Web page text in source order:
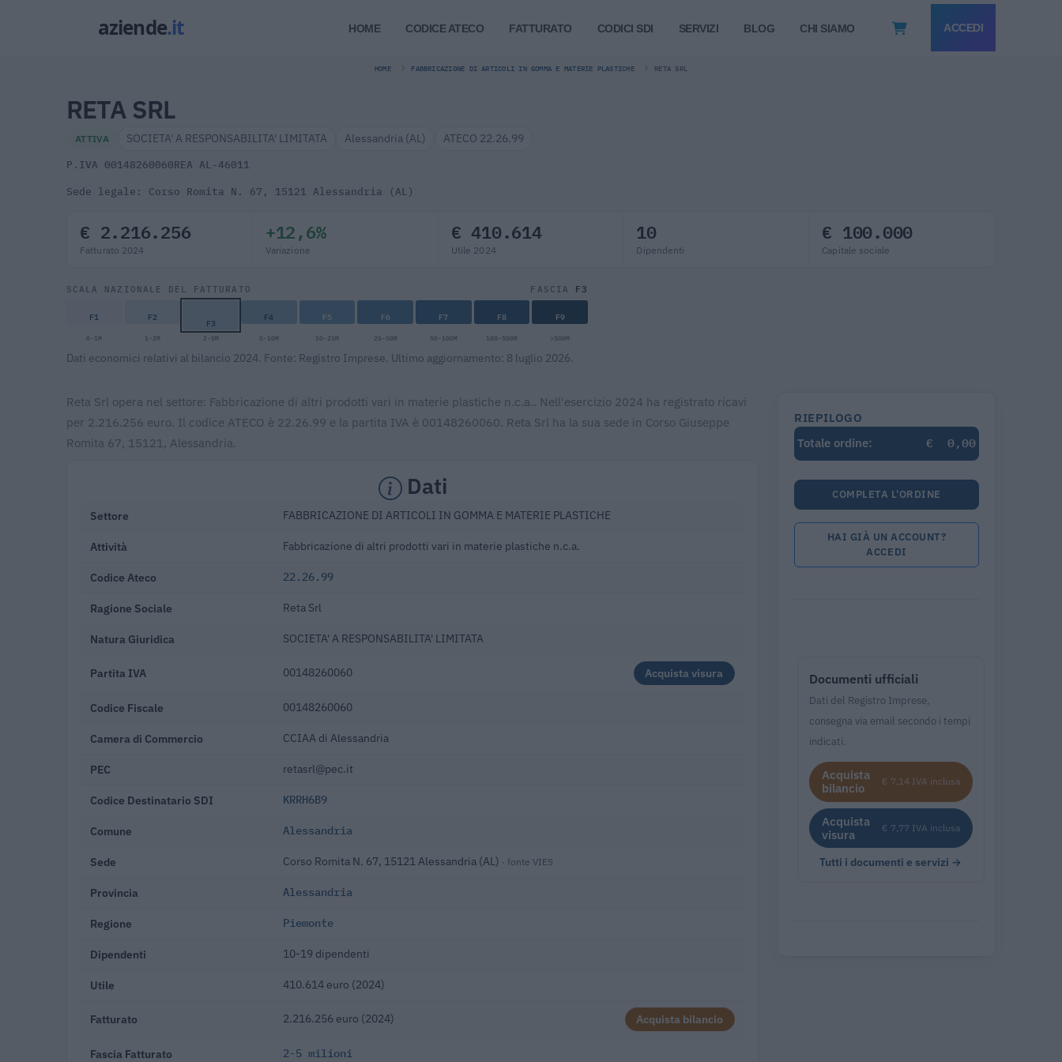
HOME CODICE ATECO FATTURATO CODICI SDI SERVIZI BLOG CHI SIAMO ACCEDI
HOME FABBRICAZIONE DI ARTICOLI IN GOMMA E MATERIE PLASTICHE RETA SRL
RETA SRL
ATTIVA SOCIETA' A RESPONSABILITA' LIMITATA Alessandria (AL) ATECO 22.26.99
P.IVA 00148260060REA AL-46011
Sede legale: Corso Romita N. 67, 15121 Alessandria (AL)
€ 2.216.256
Fatturato 2024
+12,6%
Variazione
€ 410.614
Utile 2024
10
Dipendenti
€ 100.000
Capitale sociale
SCALA NAZIONALE DEL FATTURATO FASCIA F3
F1 F2 F3 F4 F5 F6 F7 F8 F9
0-1M 1-2M 2-5M 5-10M 10-25M 25-50M 50-100M 100-500M >500M
Dati economici relativi al bilancio 2024. Fonte: Registro Imprese. Ultimo aggiornamento: 8 luglio 2026.
Reta Srl opera nel settore: Fabbricazione di altri prodotti vari in materie plastiche n.c.a.. Nell'esercizio 2024 ha registrato ricavi
per 2.216.256 euro. Il codice ATECO è 22.26.99 e la partita IVA è 00148260060. Reta Srl ha la sua sede in Corso Giuseppe
Romita 67, 15121, Alessandria.
Dati
Settore FABBRICAZIONE DI ARTICOLI IN GOMMA E MATERIE PLASTICHE
Attività Fabbricazione di altri prodotti vari in materie plastiche n.c.a.
Codice Ateco 22.26.99
Ragione Sociale Reta Srl
Natura Giuridica SOCIETA' A RESPONSABILITA' LIMITATA
Partita IVA 00148260060 Acquista visura
Codice Fiscale 00148260060
Camera di Commercio CCIAA di Alessandria
PEC retasrl@pec.it
Codice Destinatario SDI KRRH6B9
Comune Alessandria
Sede Corso Romita N. 67, 15121 Alessandria (AL) · fonte VIES
Provincia Alessandria
Regione Piemonte
Dipendenti 10-19 dipendenti
Utile 410.614 euro (2024)
Fatturato 2.216.256 euro (2024) Acquista bilancio
Fascia Fatturato 2-5 milioni
RIEPILOGO
Totale ordine:
€ 0,00
COMPLETA L'ORDINE
HAI GIÀ UN ACCOUNT?
ACCEDI
Documenti ufficiali
Dati del Registro Imprese,
consegna via email secondo i tempi
indicati.
Acquista
bilancio
€ 7,14 IVA inclusa
Acquista
visura
€ 7,77 IVA inclusa
Tutti i documenti e servizi →